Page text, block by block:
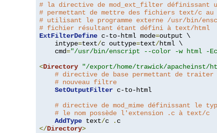
# la directive de mod_ext_filter définissant
# permettant de mettre des fichiers text/c au
# utilisant le programme externe /usr/bin/
# fichier résultant étant défini à text/html
ExtFilterDefine c-to-html mode=output \
    intype
=text/c outtype=text/html \
    cmd
="/usr/bin/enscript --color -w html -
<Directory
"/export/home/trawick/apacheinst/
# directive de base permettant de
# nouveau filtre
SetOutputFilter c-to-html
# directive de mod_mime définissant le
# le nom possède l'extension .c à text/c
AddType text/c .
</Directory>